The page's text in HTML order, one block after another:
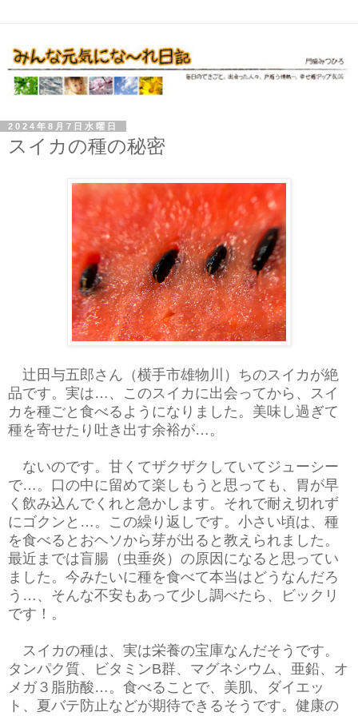
2024年8月7日水曜日
スイカの種の秘密
辻田与五郎さん（横手市雄物川）ちのスイカが絶
品です。実は…、このスイカに出会ってから、スイ
カを種ごと食べるようになりました。美味し過ぎて
種を寄せたり吐き出す余裕が…。
ないのです。甘くてザクザクしていてジューシー
で…。口の中に留めて楽しもうと思っても、胃が早
く飲み込んでくれと急かします。それで耐え切れず
にゴクンと…。この繰り返しです。小さい頃は、種
を食べるとおヘソから芽が出ると教えられました。
最近までは盲腸（虫垂炎）の原因になると思ってい
ました。今みたいに種を食べて本当はどうなんだろ
う…、そんな不安もあって少し調べたら、ビックリ
です！。
スイカの種は、実は栄養の宝庫なんだそうです。
タンパク質、ビタミンB群、マグネシウム、亜鉛、オ
メガ３脂肪酸…。食べることで、美肌、ダイエッ
ト、夏バテ防止などが期待できるそうです。健康の